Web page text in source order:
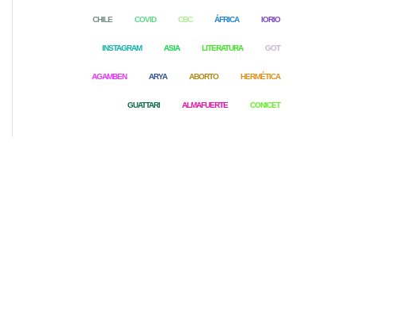
CHILE COVID CBC ÁFRICA IORIO
INSTAGRAM ASIA LITERATURA GOT
AGAMBEN ARYA ABORTO HERMÉTICA
GUATTARI ALMAFUERTE CONICET